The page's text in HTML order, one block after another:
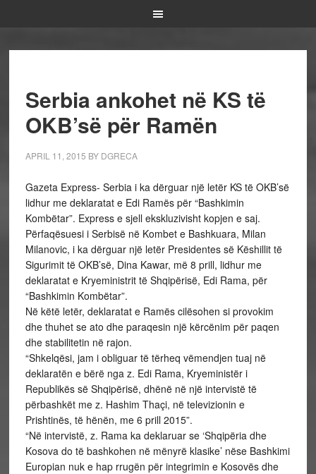
Serbia ankohet në KS të
OKB’së për Ramën
APRIL 11, 2015 BY DGRECA
Gazeta Express- Serbia i ka dërguar një letër KS të OKB’së
lidhur me deklaratat e Edi Ramës për “Bashkimin
Kombëtar”. Express e sjell ekskluzivisht kopjen e saj.
Përfaqësuesi i Serbisë në Kombet e Bashkuara, Milan
Milanovic, i ka dërguar një letër Presidentes së Këshillit të
Sigurimit të OKB’së, Dina Kawar, më 8 prill, lidhur me
deklaratat e Kryeministrit të Shqipërisë, Edi Rama, për
“Bashkimin Kombëtar”.
Në këtë letër, deklaratat e Ramës cilësohen si provokim
dhe thuhet se ato dhe paraqesin një kërcënim për paqen
dhe stabilitetin në rajon.
“Shkelqësi, jam i obliguar të tërheq vëmendjen tuaj në
deklaratën e bërë nga z. Edi Rama, Kryeministër i
Republikës së Shqipërisë, dhënë në një intervistë të
përbashkët me z. Hashim Thaçi, në televizionin e
Prishtinës, të hënën, me 6 prill 2015”.
“Në intervistë, z. Rama ka deklaruar se ‘Shqipëria dhe
Kosova do të bashkohen në mënyrë klasike’ nëse Bashkimi
Europian nuk e hap rrugën për integrimin e Kosovës dhe